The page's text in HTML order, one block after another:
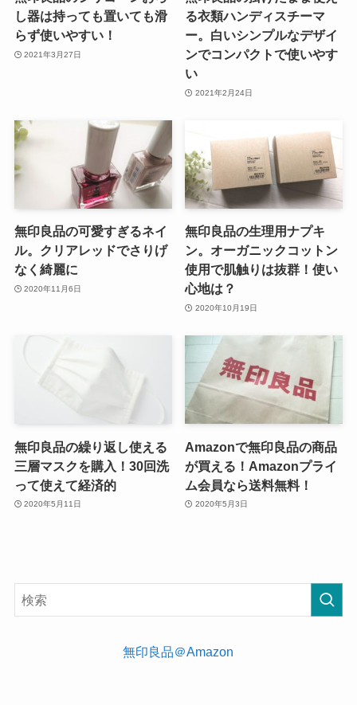
し器は持っても置いても滑
らず使いやすい！
2021年3月27日
る衣類ハンディスチーマ
ー。白いシンプルなデザイ
ンでコンパクトで使いやす
い
2021年2月24日
無印良品の可愛すぎるネイ
ル。クリアレッドでさりげ
なく綺麗に
2020年11月6日
無印良品の生理用ナプキ
ン。オーガニックコットン
使用で肌触りは抜群！使い
心地は？
2020年10月19日
無印良品の繰り返し使える
三層マスクを購入！30回洗
って使えて経済的
2020年5月11日
Amazonで無印良品の商品
が買える！Amazonプライ
ム会員なら送料無料！
2020年5月3日
無印良品＠Amazon